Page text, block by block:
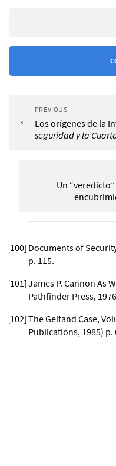
PREVIOUS
Los orígenes de la
seguridad y la
Un
[100] Documents of
p. 115.
[101]James P. Cannon As
Pathfinder Press,
[102]The Gelfand Case,
Publications, 1985) p.